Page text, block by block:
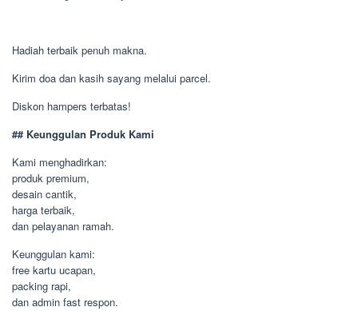
Hadiah terbaik penuh makna.
Kirim doa dan kasih sayang melalui parcel.
Diskon hampers terbatas!
## Keunggulan Produk Kami
Kami menghadirkan:
produk premium,
desain cantik,
harga terbaik,
dan pelayanan ramah.
Keunggulan kami:
free kartu ucapan,
packing rapi,
dan admin fast respon.